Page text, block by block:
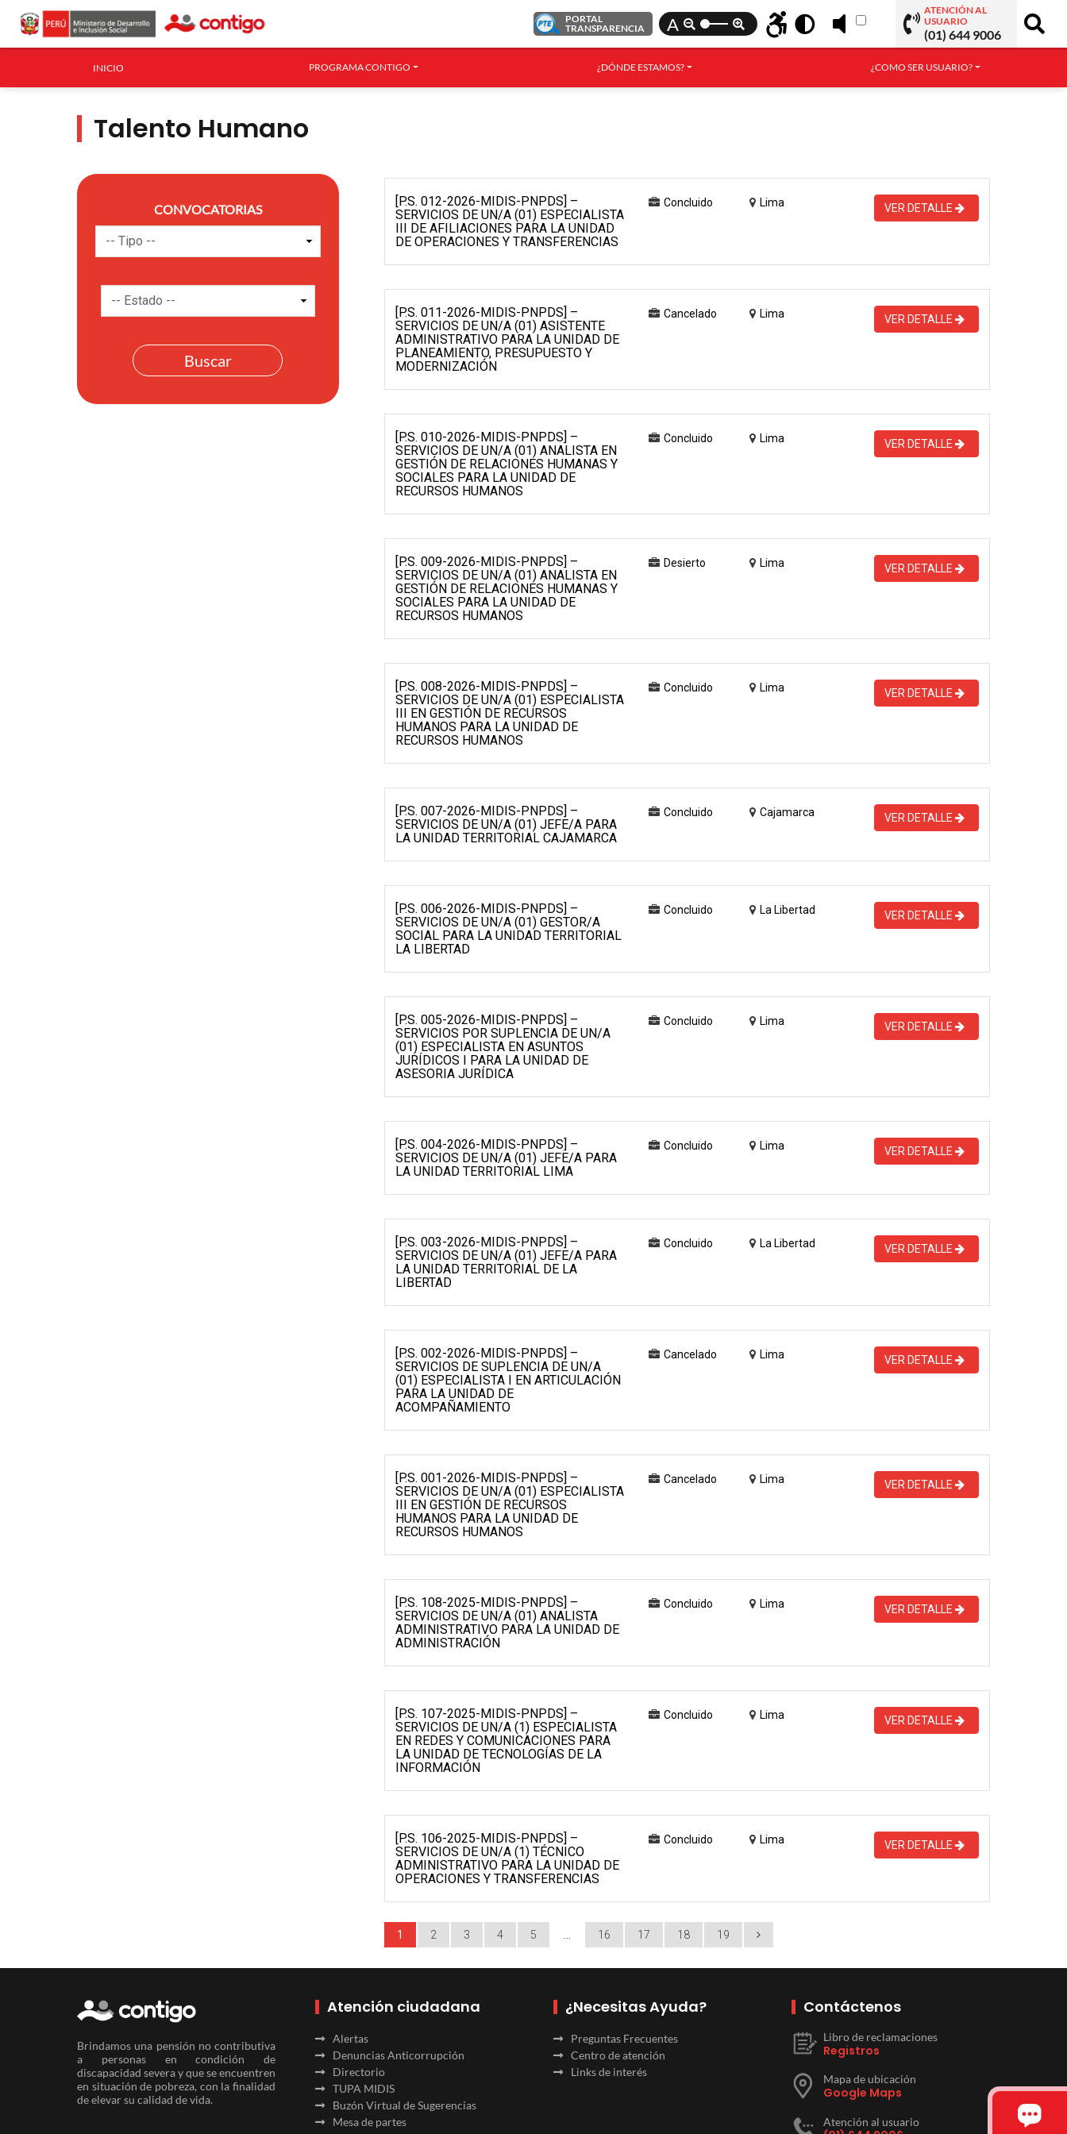
PORTAL
TRANSPARENCIA
A
ATENCIÓN AL
USUARIO
(01) 644 9006
INICIO PROGRAMA CONTIGO ¿DÓNDE ESTAMOS? ¿COMO SER USUARIO?
Talento Humano
CONVOCATORIAS
[P.S. 012-2026-MIDIS-PNPDS] –
SERVICIOS DE UN/A (01) ESPECIALISTA
III DE AFILIACIONES PARA LA UNIDAD
DE OPERACIONES Y TRANSFERENCIAS
Concluido Lima VER DETALLE
[P.S. 011-2026-MIDIS-PNPDS] –
SERVICIOS DE UN/A (01) ASISTENTE
ADMINISTRATIVO PARA LA UNIDAD DE
PLANEAMIENTO, PRESUPUESTO Y
MODERNIZACIÓN
Cancelado Lima VER DETALLE
[P.S. 010-2026-MIDIS-PNPDS] –
SERVICIOS DE UN/A (01) ANALISTA EN
GESTIÓN DE RELACIONES HUMANAS Y
SOCIALES PARA LA UNIDAD DE
RECURSOS HUMANOS
Concluido Lima VER DETALLE
[P.S. 009-2026-MIDIS-PNPDS] –
SERVICIOS DE UN/A (01) ANALISTA EN
GESTIÓN DE RELACIONES HUMANAS Y
SOCIALES PARA LA UNIDAD DE
RECURSOS HUMANOS
Desierto Lima VER DETALLE
[P.S. 008-2026-MIDIS-PNPDS] –
SERVICIOS DE UN/A (01) ESPECIALISTA
III EN GESTIÓN DE RECURSOS
HUMANOS PARA LA UNIDAD DE
RECURSOS HUMANOS
Concluido Lima VER DETALLE
[P.S. 007-2026-MIDIS-PNPDS] –
SERVICIOS DE UN/A (01) JEFE/A PARA
LA UNIDAD TERRITORIAL CAJAMARCA
Concluido Cajamarca VER DETALLE
[P.S. 006-2026-MIDIS-PNPDS] –
SERVICIOS DE UN/A (01) GESTOR/A
SOCIAL PARA LA UNIDAD TERRITORIAL
LA LIBERTAD
Concluido La Libertad VER DETALLE
[P.S. 005-2026-MIDIS-PNPDS] –
SERVICIOS POR SUPLENCIA DE UN/A
(01) ESPECIALISTA EN ASUNTOS
JURÍDICOS I PARA LA UNIDAD DE
ASESORIA JURÍDICA
Concluido Lima VER DETALLE
[P.S. 004-2026-MIDIS-PNPDS] –
SERVICIOS DE UN/A (01) JEFE/A PARA
LA UNIDAD TERRITORIAL LIMA
Concluido Lima VER DETALLE
[P.S. 003-2026-MIDIS-PNPDS] –
SERVICIOS DE UN/A (01) JEFE/A PARA
LA UNIDAD TERRITORIAL DE LA
LIBERTAD
Concluido La Libertad VER DETALLE
[P.S. 002-2026-MIDIS-PNPDS] –
SERVICIOS DE SUPLENCIA DE UN/A
(01) ESPECIALISTA I EN ARTICULACIÓN
PARA LA UNIDAD DE
ACOMPAÑAMIENTO
Cancelado Lima VER DETALLE
[P.S. 001-2026-MIDIS-PNPDS] –
SERVICIOS DE UN/A (01) ESPECIALISTA
III EN GESTIÓN DE RECURSOS
HUMANOS PARA LA UNIDAD DE
RECURSOS HUMANOS
Cancelado Lima VER DETALLE
[P.S. 108-2025-MIDIS-PNPDS] –
SERVICIOS DE UN/A (01) ANALISTA
ADMINISTRATIVO PARA LA UNIDAD DE
ADMINISTRACIÓN
Concluido Lima VER DETALLE
[P.S. 107-2025-MIDIS-PNPDS] –
SERVICIOS DE UN/A (1) ESPECIALISTA
EN REDES Y COMUNICACIONES PARA
LA UNIDAD DE TECNOLOGÍAS DE LA
INFORMACIÓN
Concluido Lima VER DETALLE
[P.S. 106-2025-MIDIS-PNPDS] –
SERVICIOS DE UN/A (1) TÉCNICO
ADMINISTRATIVO PARA LA UNIDAD DE
OPERACIONES Y TRANSFERENCIAS
Concluido Lima VER DETALLE
1 2 3 4 5 16 17 18 19
Brindamos una pensión no contributiva
a personas en condición de
discapacidad severa y que se encuentren
en situación de pobreza, con la finalidad
de elevar su calidad de vida.
Atención ciudadana
Alertas
Denuncias Anticorrupción
Directorio
TUPA MIDIS
Buzón Virtual de Sugerencias
Mesa de partes
¿Necesitas Ayuda?
Preguntas Frecuentes
Centro de atención
Links de interés
Contáctenos
Libro de reclamaciones
Registros
Mapa de ubicación
Google Maps
Atención al usuario